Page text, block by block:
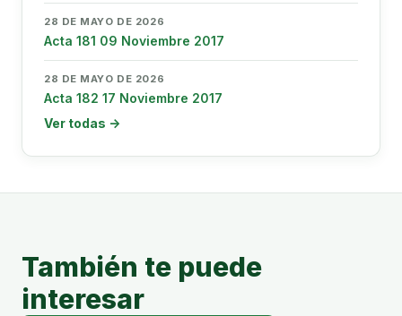
28 DE MAYO DE 2026
Acta 181 09 Noviembre 2017
28 DE MAYO DE 2026
Acta 182 17 Noviembre 2017
Ver todas →
También te puede
interesar